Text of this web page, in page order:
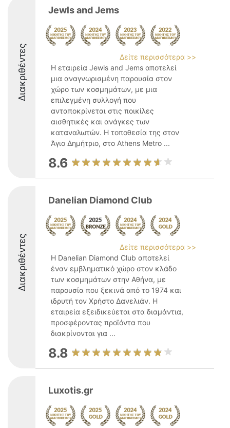
Διακριθέντες
Jewls and Jems
Δείτε περισσότερα >>
Η εταιρεία Jewls and Jems αποτελεί
μια αναγνωρισμένη παρουσία στον
χώρο των κοσμημάτων, με μια
επιλεγμένη συλλογή που
ανταποκρίνεται στις ποικίλες
αισθητικές και ανάγκες των
καταναλωτών. Η τοποθεσία της στον
Άγιο Δημήτριο, στο Athens Metro ...
8.6
Διακριθέντες
Danelian Diamond Club
Δείτε περισσότερα >>
Η Danelian Diamond Club αποτελεί
έναν εμβληματικό χώρο στον κλάδο
των κοσμημάτων στην Αθήνα, με
παρουσία που ξεκινά από το 1974 και
ιδρυτή τον Χρήστο Δανελιάν. Η
εταιρεία εξειδικεύεται στα διαμάντια,
προσφέροντας προϊόντα που
διακρίνονται για ...
8.8
Luxotis.gr